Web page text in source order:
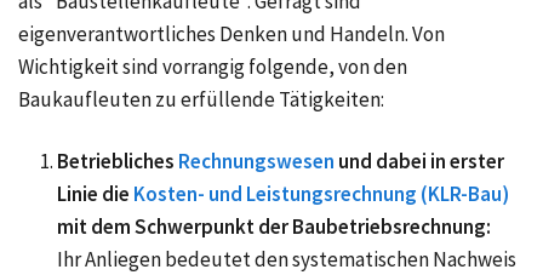
eigenverantwortliches Denken und Handeln. Von
Wichtigkeit sind vorrangig folgende, von den
Baukaufleuten zu erfüllende Tätigkeiten:
Betriebliches Rechnungswesen und dabei in erster
Linie die Kosten- und Leistungsrechnung (KLR-Bau)
mit dem Schwerpunkt der Baubetriebsrechnung:
Ihr Anliegen bedeutet den systematischen Nachweis